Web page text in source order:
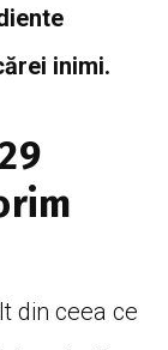
inimi.
din ceea ce